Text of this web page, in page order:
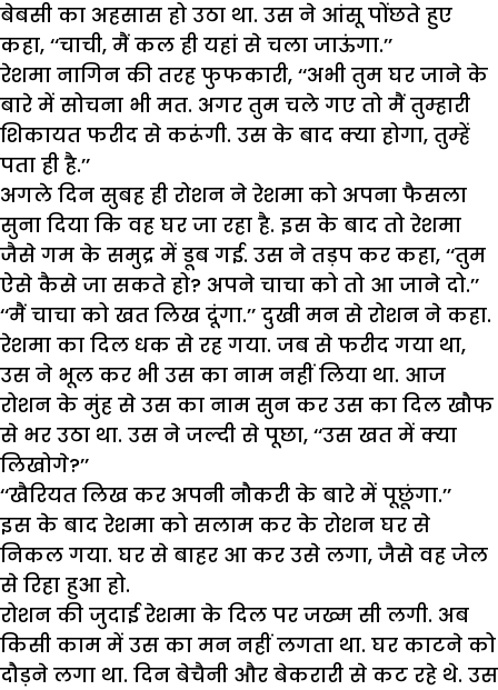
बेबसी का अहसास हो उठा था. उस ने आंसू पोंछते हुए
कहा, ‘‘चाची, मैं कल ही यहां से चला जाऊंगा.’’
रेशमा नागिन की तरह फुफकारी, ‘‘अभी तुम घर जाने के
बारे में सोचना भी मत. अगर तुम चले गए तो मैं तुम्हारी
शिकायत फरीद से करूंगी. उस के बाद क्या होगा, तुम्हें
पता ही है.’’
अगले दिन सुबह ही रोशन ने रेशमा को अपना फैसला
सुना दिया कि वह घर जा रहा है. इस के बाद तो रेशमा
जैसे गम के समुद्र में डूब गई. उस ने तड़प कर कहा, ‘‘तुम
ऐसे कैसे जा सकते हो? अपने चाचा को तो आ जाने दो.’’
‘‘मैं चाचा को खत लिख दूंगा.’’ दुखी मन से रोशन ने कहा.
रेशमा का दिल धक से रह गया. जब से फरीद गया था,
उस ने भूल कर भी उस का नाम नहीं लिया था. आज
रोशन के मुंह से उस का नाम सुन कर उस का दिल खौफ
से भर उठा था. उस ने जल्दी से पूछा, ‘‘उस खत में क्या
लिखोगे?’’
‘‘खैरियत लिख कर अपनी नौकरी के बारे में पूछूंगा.’’
इस के बाद रेशमा को सलाम कर के रोशन घर से
निकल गया. घर से बाहर आ कर उसे लगा, जैसे वह जेल
से रिहा हुआ हो.
रोशन की जुदाई रेशमा के दिल पर जख्म सी लगी. अब
किसी काम में उस का मन नहीं लगता था. घर काटने को
दौड़ने लगा था. दिन बेचैनी और बेकरारी से कट रहे थे. उस